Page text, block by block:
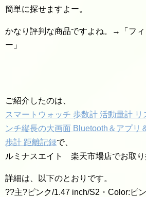
簡単に探せますよー。
かなり評判な商品ですよね。→「フィ
ー」
ご紹介したのは、
スマートウォッチ 歩数計 活動量計 リ
ンチ縦長の大画面 Bluetooth＆アプリ
歩計 距離記録で、
ルミナスエイト 楽天市場店でお取り
詳細は、以下のとおりです。
??主?ピンク/1.47 inch/S2・Color:ピ